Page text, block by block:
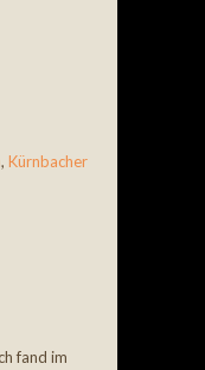
, Kürnbacher
fand im